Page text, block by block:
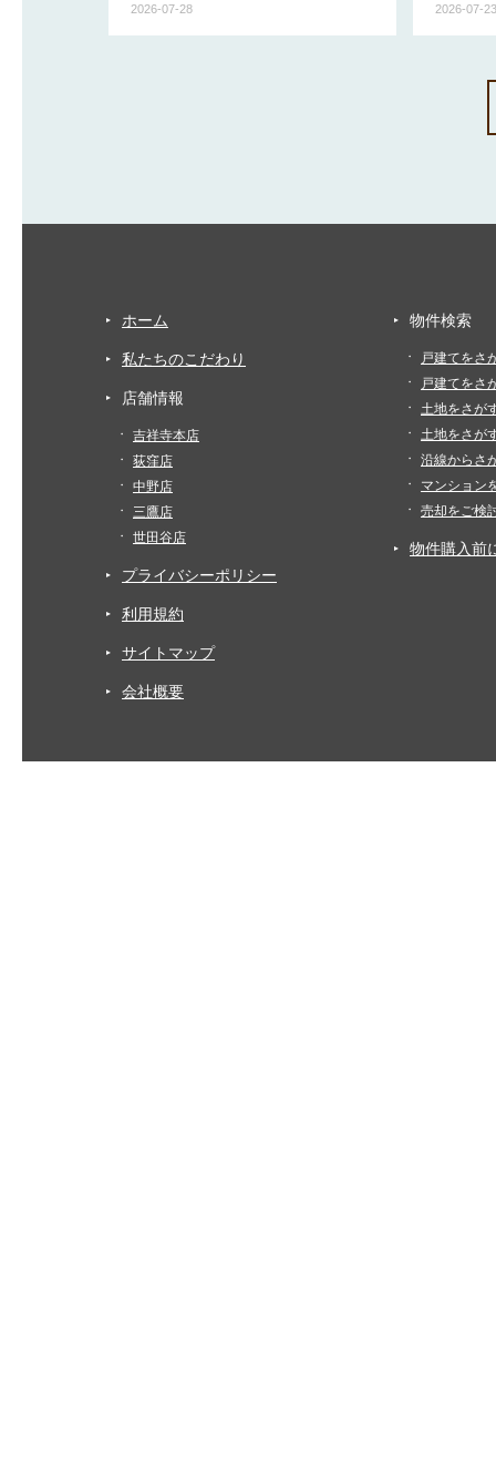
2026-07-28 2026-07-23
ホーム
私たちのこだわり
店舗情報
吉祥寺本店
荻窪店
中野店
三鷹店
世田谷店
プライバシーポリシー
利用規約
サイトマップ
会社概要
物件検索
戸建てをさ
戸建てをさ
土地をさが
土地をさが
沿線からさ
マンション
売却をご検
物件購入前